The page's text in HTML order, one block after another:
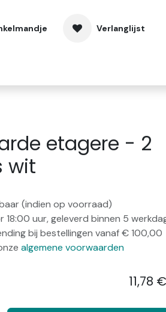
Verlanglijst
etagere - 2
wit
(indien op voorraad)
18:00 uur, geleverd binnen 5
bij bestellingen vanaf € 100,00
algemene voorwaarden
11,78 €